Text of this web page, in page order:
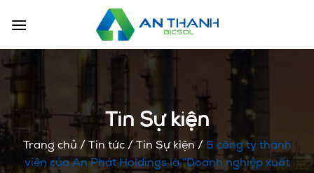
đến
dung
Tin Sự kiện
Trang chủ / Tin tức/Tin Sự kiện/ 5 công ty thành
viên của An Phát Holdings là “Doanh nghiệp xuất